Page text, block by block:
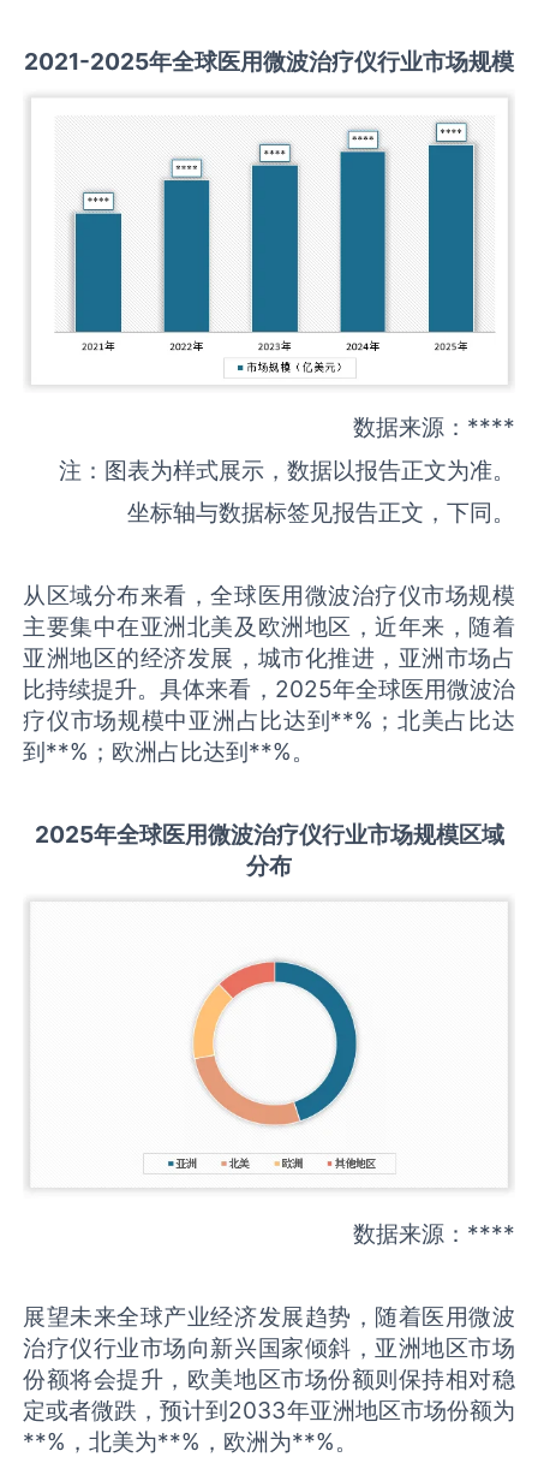
2021-2025年全球医用微波治疗仪行业市场规模
数据来源：****
注：图表为样式展示，数据以报告正文为准。
坐标轴与数据标签见报告正文，下同。
从区域分布来看，全球医用微波治疗仪市场规模
主要集中在亚洲北美及欧洲地区，近年来，随着
亚洲地区的经济发展，城市化推进，亚洲市场占
比持续提升。具体来看，2025年全球医用微波治
疗仪市场规模中亚洲占比达到**%；北美占比达
到**%；欧洲占比达到**%。
2025年全球医用微波治疗仪行业市场规模区域
分布
数据来源：****
展望未来全球产业经济发展趋势，随着医用微波
治疗仪行业市场向新兴国家倾斜，亚洲地区市场
份额将会提升，欧美地区市场份额则保持相对稳
定或者微跌，预计到2033年亚洲地区市场份额为
**%，北美为**%，欧洲为**%。